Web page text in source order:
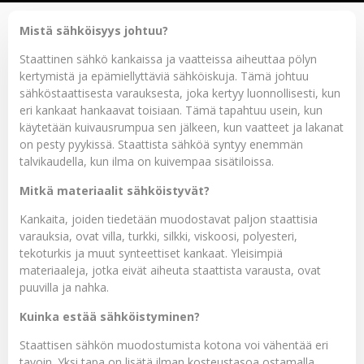
Mistä sähköisyys johtuu?
Staattinen sähkö kankaissa ja vaatteissa aiheuttaa pölyn
kertymistä ja epämiellyttäviä sähköiskuja. Tämä johtuu
sähköstaattisesta varauksesta, joka kertyy luonnollisesti, kun
eri kankaat hankaavat toisiaan. Tämä tapahtuu usein, kun
käytetään kuivausrumpua sen jälkeen, kun vaatteet ja lakanat
on pesty pyykissä. Staattista sähköä syntyy enemmän
talvikaudella, kun ilma on kuivempaa sisätiloissa.
Mitkä materiaalit sähköistyvät?
Kankaita, joiden tiedetään muodostavat paljon staattisia
varauksia, ovat villa, turkki, silkki, viskoosi, polyesteri,
tekoturkis ja muut synteettiset kankaat. Yleisimpiä
materiaaleja, jotka eivät aiheuta staattista varausta, ovat
puuvilla ja nahka.
Kuinka estää sähköistyminen?
Staattisen sähkön muodostumista kotona voi vähentää eri